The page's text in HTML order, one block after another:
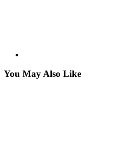
You May Also Like